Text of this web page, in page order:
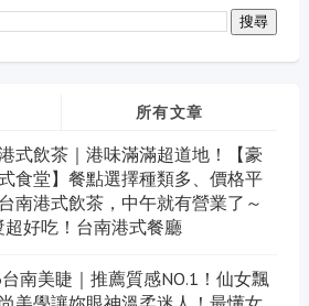
所有文章
式飲茶｜港味滿滿超道地！【豪
食堂】餐點選擇種類多、價格平
南港式飲茶，中午就有營業了～
好吃！台南港式餐廳
南美睫｜推薦質感NO.1！仙女飄